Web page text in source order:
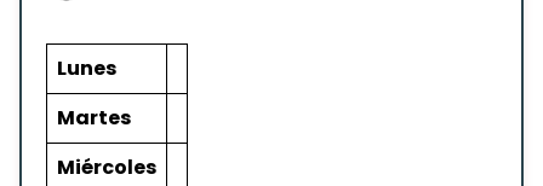
Lunes
Martes
Miércoles